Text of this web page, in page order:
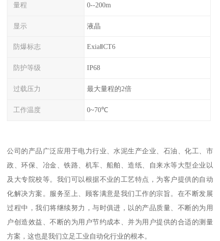
量程 0--200m
显示 液晶
防爆标志 ExiaⅡCT6
防护等级 IP68
过载压力 最大量程的2倍
工作温度 0~70℃
公司的产品广泛应用于电力行业、水泥生产企业、石油、化工、市
政、环保、冶金、铁路、机车、船舶、造纸、自来水等大型企业以
及大专院校等。我们可以根据不业的工艺特点，为客户提供的自动
化解决方案。服务至上、顾客满意是我们工作的宗旨。在不断发展
过程中，我们将继续努力，与时俱进，以的产品质量、不断的为用
户创造效益、不断的为用户节约成本、并为用户提供的合适的测量
方案，这也是我们立足工业自动化行业的根本。